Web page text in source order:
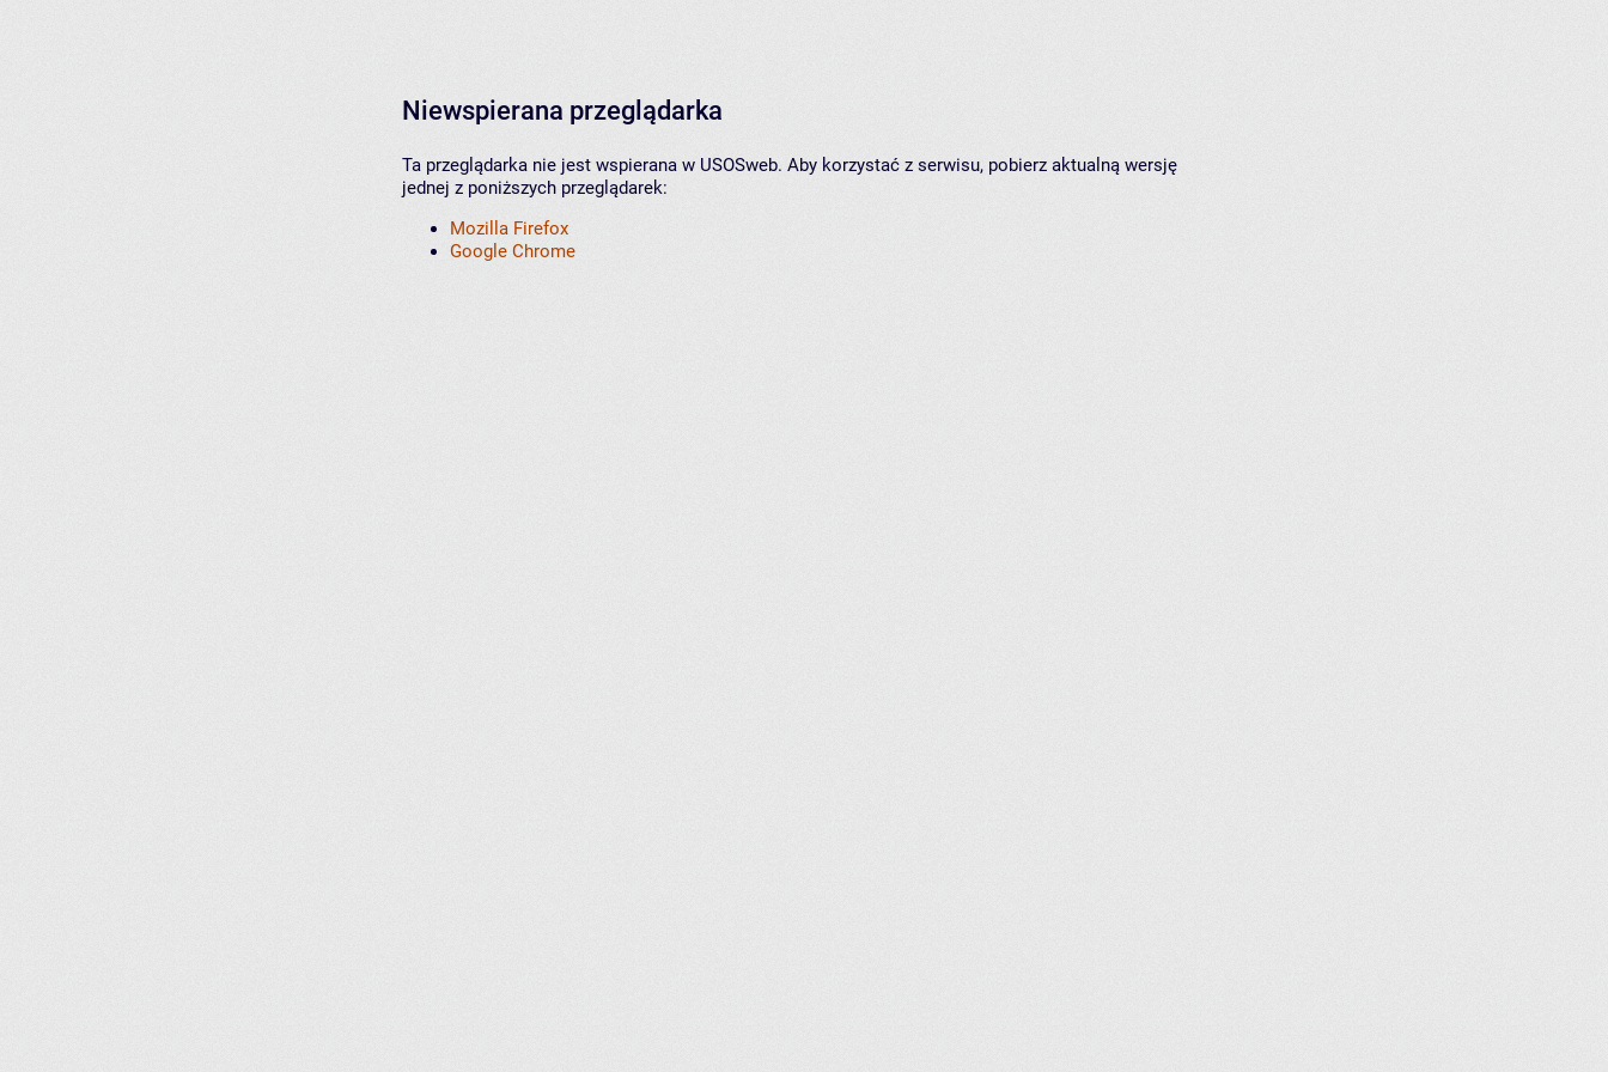
Niewspierana przeglądarka
Ta przeglądarka nie jest wspierana w USOSweb. Aby korzystać z serwisu, pobierz aktualną wersję
jednej z poniższych przeglądarek:
Mozilla Firefox
Google Chrome